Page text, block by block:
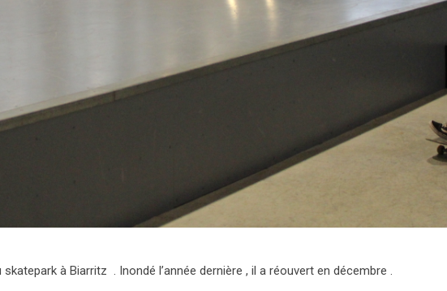
à Biarritz . Inondé l’année dernière , il a réouvert en décembre .